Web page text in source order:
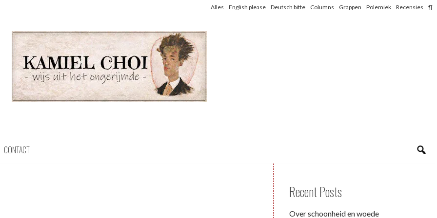
Alles English please Deutsch bitte Columns Grappen Polemiek Recensies ¶
CONTACT
Recent Posts
Over schoonheid en woede